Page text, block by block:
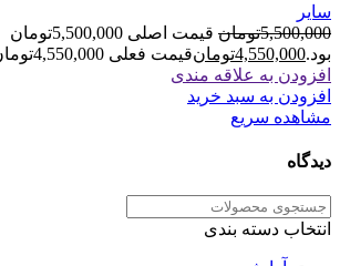
سایر
5,500,000تومان
قیمت اصلی 5,500,000تومان
بود.4,550,000تومانقیمت فعلی 4,550,000تومان است.
افزودن به علاقه مندی
افزودن به سبد خرید
مشاهده سریع
دیدگاه
انتخاب دسته بندی